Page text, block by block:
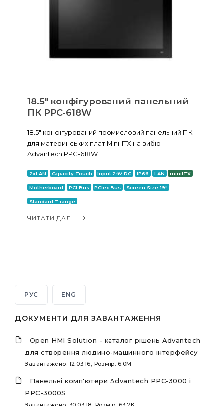
18.5" конфігурований панельний
ПК PPC-618W
18.5" конфігурований промисловий панельний ПК
для материнських плат Mini-ITX на вибір
Advantech PPC-618W
2xLAN Capacity Touch Input 24V DC IP66 LAN miniITX
Motherboard PCI Bus PCIex Bus Screen Size 19"
Standard T range
ЧИТАТИ ДАЛІ...
РУС ENG
ДОКУМЕНТИ ДЛЯ ЗАВАНТАЖЕННЯ
Open HMI Solution - каталог рішень Advantech
для створення людино-машинного інтерфейсу
Завантажено: 12.03.16, Розмір: 6.0M
Панельні комп'ютери Advantech PPC-3000 і
PPC-3000S
Завантажено: 30.03.18, Розмір: 63.7K